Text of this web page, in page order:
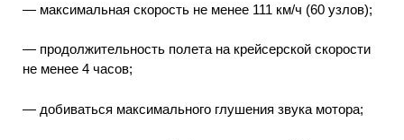
— максимальная скорость не менее 111 км/ч (60 узлов);
— продолжительность полета на крейсерской скорости
не менее 4 часов;
— добиваться максимального глушения звука мотора;